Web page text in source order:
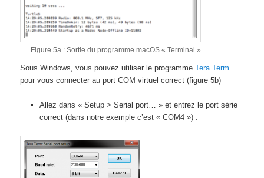
Figure 5a : Sortie du programme macOS « Terminal »
Sous Windows, vous pouvez utiliser le programmeTera Term
pour vous connecter au port COM virtuel correct (figure 5b)
Allez dans « Setup > Serial port… » et entrez le port série
correct (dans notre exemple c’est « COM4 ») :